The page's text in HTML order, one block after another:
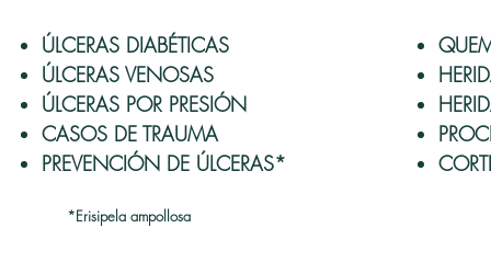
ÚLCERAS DIABÉTICAS
ÚLCERAS VENOSAS
ÚLCERAS POR PRESIÓN
CASOS DE TRAUMA
PREVENCIÓN DE ÚLCERAS*
*Erisipela ampollosa